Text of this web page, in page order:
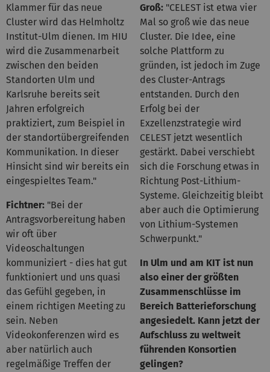
Klammer für das neue
Cluster wird das Helmholtz
Institut-Ulm dienen. Im HIU
wird die Zusammenarbeit
zwischen den beiden
Standorten Ulm und
Karlsruhe bereits seit
Jahren erfolgreich
praktiziert, zum Beispiel in
der standortübergreifenden
Kommunikation. In dieser
Hinsicht sind wir bereits ein
eingespieltes Team."
Fichtner: "Bei der
Antragsvorbereitung haben
wir oft über
Videoschaltungen
kommuniziert - dies hat gut
funktioniert und uns quasi
das Gefühl gegeben, in
einem richtigen Meeting zu
sein. Neben
Videokonferenzen wird es
aber natürlich auch
regelmäßige Treffen der
Groß: "CELEST ist etwa vier
Mal so groß wie das neue
Cluster. Die Idee, eine
solche Plattform zu
gründen, ist jedoch im Zuge
des Cluster-Antrags
entstanden. Durch den
Erfolg bei der
Exzellenzstrategie wird
CELEST jetzt wesentlich
gestärkt. Dabei verschiebt
sich die Forschung etwas in
Richtung Post-Lithium-
Systeme. Gleichzeitig bleibt
aber auch die Optimierung
von Lithium-Systemen
Schwerpunkt."
In Ulm und am KIT ist nun
also einer der größten
Zusammenschlüsse im
Bereich Batterieforschung
angesiedelt. Kann jetzt der
Aufschluss zu weltweit
führenden Konsortien
gelingen?